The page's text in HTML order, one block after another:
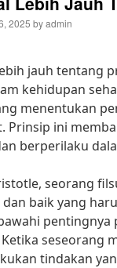
2025 byadmin
jauh tentang
kehidupan
menentukan
Prinsip ini
berperilaku
seorang
baik yang
seseorang
tindakan